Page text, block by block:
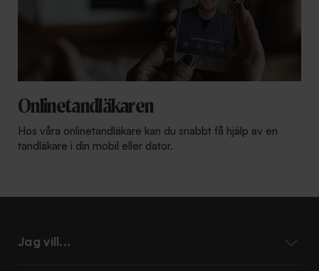
Onlinetandläkaren
Hos våra onlinetandläkare kan du snabbt få hjälp av en
tandläkare i din mobil eller dator.
Jag vill...